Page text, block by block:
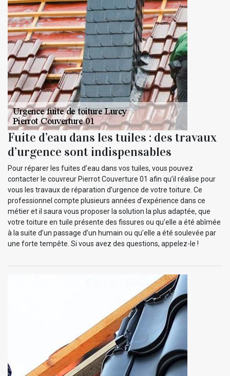
Fuite d’eau dans les tuiles : des travaux
d’urgence sont indispensables
Pour réparer les fuites d’eau dans vos tuiles, vous pouvez
contacter le couvreur Pierrot Couverture 01 afin qu’il réalise pour
vous les travaux de réparation d’urgence de votre toiture. Ce
professionnel compte plusieurs années d’expérience dans ce
métier et il saura vous proposer la solution la plus adaptée, que
votre toiture en tuile présente des fissures ou qu’elle a été abîmée
à la suite d’un passage d’un humain ou qu’elle a été soulevée par
une forte tempête. Si vous avez des questions, appelez-le !